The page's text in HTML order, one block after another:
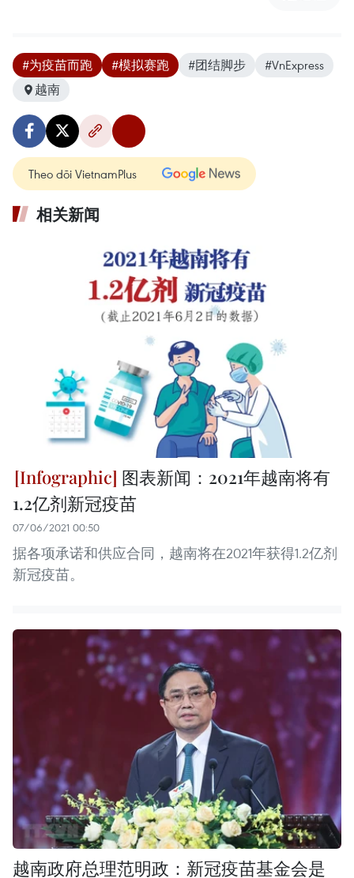
#为疫苗而跑 #模拟赛跑 #团结脚步
#VnExpress
越南
Theo dõi VietnamPlus
相关新闻
图表新闻：2021年越南将有
1.2亿剂新冠疫苗
07/06/2021 00:50
据各项承诺和供应合同，越南将在2021年获得1.2亿剂
新冠疫苗。
越南政府总理范明政：新冠疫苗基金会是